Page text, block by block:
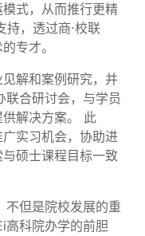
式，从而推行更精
持，透过商·校联
专才。
解和案例研究，并
联合研讨会，与学员
解决方案。 此
实习机会，协助进
硕士课程目标一致
不但是院校发展的重
高科院办学的前胆